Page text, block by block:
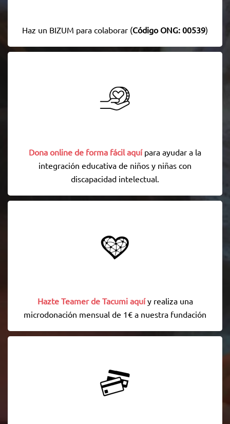
Haz un BIZUM para colaborar (Código ONG: 00539)
Dona online de forma fácil aquípara ayudar a la
integración educativa de niños y niñas con
discapacidad intelectual.
Hazte Teamer de Tacumi aquí y realiza una
microdonación mensual de 1€ a nuestra fundación